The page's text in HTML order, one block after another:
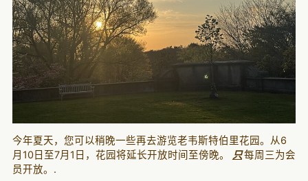
今年夏天，您可以稍晚一些再去游览老韦斯特伯里花园。从6
月10日至7月1日，花园将延长开放时间至傍晚。 只每周三为会
员开放。.